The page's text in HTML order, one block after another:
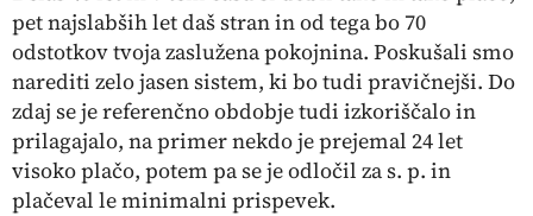
pet najslabših let daš stran in od tega bo 70
odstotkov tvoja zaslužena pokojnina. Poskušali smo
narediti zelo jasen sistem, ki bo tudi pravičnejši. Do
zdaj se je referenčno obdobje tudi izkoriščalo in
prilagajalo, na primer nekdo je prejemal 24 let
visoko plačo, potem pa se je odločil za s. p. in
plačeval le minimalni prispevek.